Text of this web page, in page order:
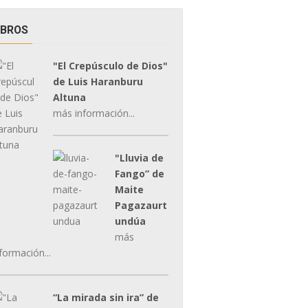
"El Crepúsculo de Dios"
de Luis Haranburu
Altuna
más información...
"Lluvia de
Fango” de
Maite
Pagazaurt
undúa
más
“La mirada sin ira” de